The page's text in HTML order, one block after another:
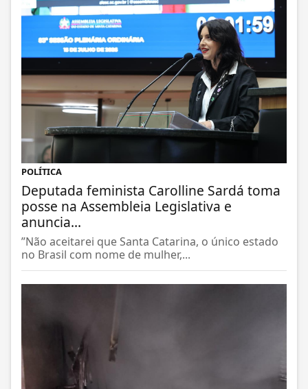
POLÍTICA
Deputada feminista Carolline Sardá toma
posse na Assembleia Legislativa e
anuncia...
”Não aceitarei que Santa Catarina, o único estado
no Brasil com nome de mulher,...